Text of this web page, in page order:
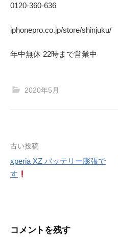
0120-360-636
iphonepro.co.jp/store/shinjuku/
年中無休 22時まで営業中
2020年5月
投
稿
古い投稿
xperia XZ バッテリー膨張で
す
コメントを残す